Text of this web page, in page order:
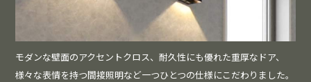
モダンな壁面のアクセントクロス、耐久性にも優れた重厚なドア、
様々な表情を持つ間接照明など一つひとつの仕様にこだわりました。